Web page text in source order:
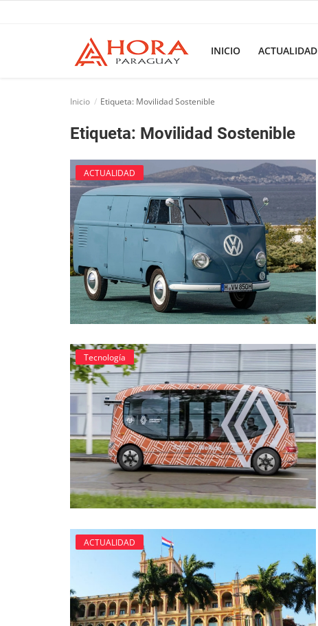
INICIO ACTUALIDAD
ACTUALIDAD
Inicio Etiqueta: Movilidad Sostenible
Etiqueta: Movilidad Sostenible
ACTUALIDAD
Tecnología
ACTUALIDAD